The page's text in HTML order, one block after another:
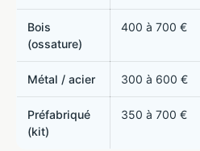
Bois
(ossature)
400 à 700 €
Métal / acier 300 à 600 €
Préfabriqué
(kit)
350 à 700 €